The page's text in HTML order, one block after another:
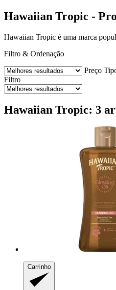
Hawaiian Tropic -
Hawaiian Tropic é uma marca
Filtro & Ordenação
Preço
Filtro
Hawaiian Tropic: 3
Carrinho